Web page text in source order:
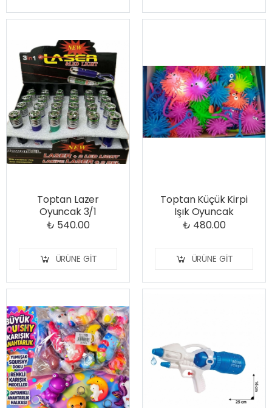
Toptan Lazer
Oyuncak 3/1
₺ 540.00
ÜRÜNE GIT
Toptan Küçük Kirpi
Işık Oyuncak
₺ 480.00
ÜRÜNE GIT